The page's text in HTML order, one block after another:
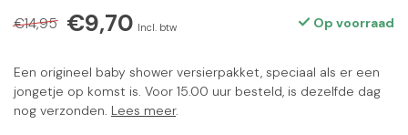
€14,95 €9,70 Incl. btw Op voorraad
Een origineel baby shower versierpakket, speciaal als er een
jongetje op komst is. Voor 15.00 uur besteld, is dezelfde dag
nog verzonden. Lees meer.